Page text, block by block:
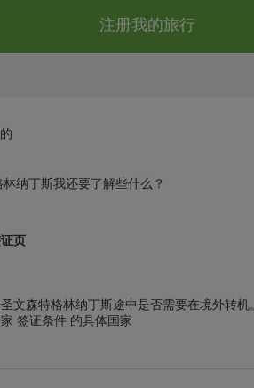
注册我的旅行
纳丁斯我还要了解些什么？
页
文森特格林纳丁斯途中是否需要在境外转
签证条件 的具体国家